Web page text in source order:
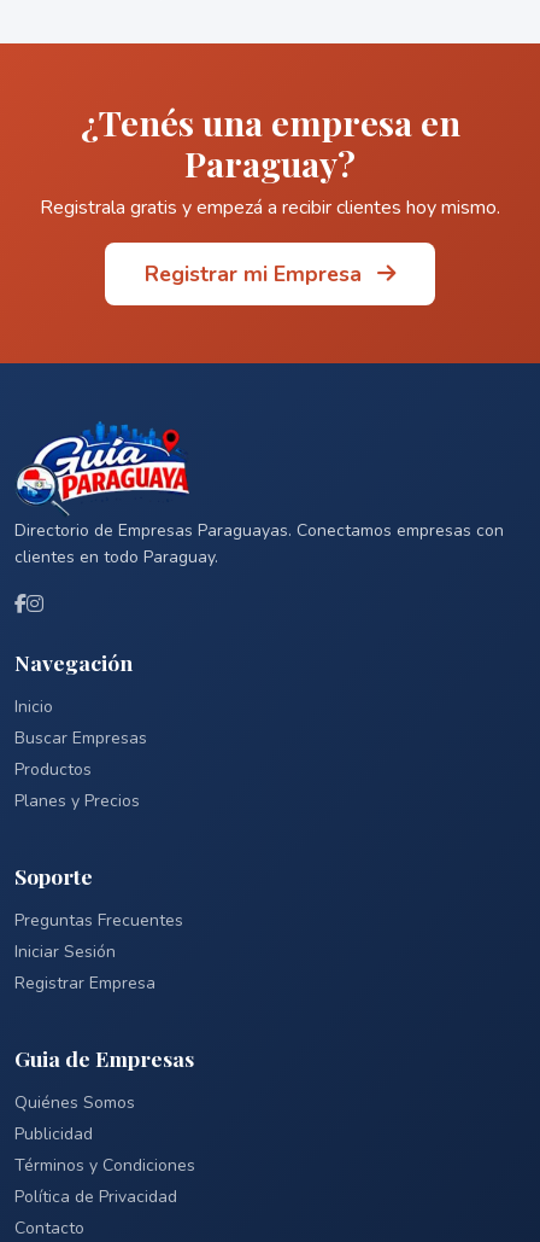
¿Tenés una empresa en
Paraguay?
Registrala gratis y empezá a recibir clientes hoy mismo.
Registrar mi Empresa
Directorio de Empresas Paraguayas. Conectamos empresas con
clientes en todo Paraguay.
Navegación
Inicio
Buscar Empresas
Productos
Planes y Precios
Soporte
Preguntas Frecuentes
Iniciar Sesión
Registrar Empresa
Guia de Empresas
Quiénes Somos
Publicidad
Términos y Condiciones
Política de Privacidad
Contacto